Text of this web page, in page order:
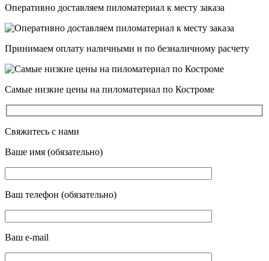
Оперативно доставляем пиломатериал к месту заказа
Принимаем оплату наличными и по безналичному расчету
Самые низкие цены на пиломатериал по Костроме
Свяжитесь с нами
Ваше имя (обязательно)
Ваш телефон (обязательно)
Ваш e-mail